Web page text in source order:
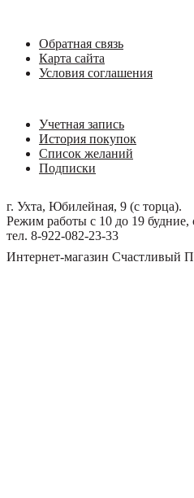
Обратная связь
Карта сайта
Условия соглашения
Учетная запись
История покупок
Список желаний
Подписки
г. Ухта, Юбилейная, 9 (с торца).
Режим работы с 10 до 19
тел. 8-922-082-23-33
Интернет-магазин Счастливый